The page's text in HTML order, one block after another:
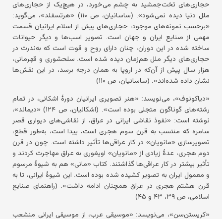
حجاری‌های تخت‌جمشید به چشم می‌خورد، در هیچ‌یک از حجاری‌های
ملل دنیا دیده نمی‌شود». (ساسانیان، ص ۱۱۰) «هرتسفلد»، می‌گوید:
«برحسب نمونه‌های موجود، حجاری‌های پیش از اسلام ایرانیان قسمت
مهمی از صنایع ایران و جهان است. تصویر اسب‌ها و دیگر حیوانات
ساخته شده در این دوران، چنان دارای روح و قوت است که به‌ندرت در
حجاری‌های دیگر ملل هم‌زمان دیده شده است. سلحشوری و قهرمانی،
هزار سال پیش از آن‌که در اروپا به همان درجه برسد، در این نقش‌ها
نشان داده شده‌اند». (ساسانیان، ص ۱۱۰)
«دیاکونوف»، می‌نویسد: «هنر تصویری ایرانیان دورهٔ اشکانی، در تمام
رشته‌های گوناگون متجلی بوده است». (اشکانیان، ص ۱۲۴) «دیماند»،
نوشته است: «نفوذ نقاشی ایرانی در عراق، از نقاشی‌های دیواری قصر
سامره که منتسب به قرن سوم هجری است، پیدا است، به‌طور قطع،
تصویرسازی «مانویان» در کار عراقی‌ها تأثیر داشته است. چون در قرن
دوم هجری، عدهٔ زیادی از «مانویان» اویغوری به عراق مهاجرت کردند و
تأثیر بیشتر در کار عراقی‌ها گذاشتند. کتاب «مانی» هم به شیوهٔ مرسوم
و معمول ایران به تصویر کشیده شده بوده است. این شیوهٔ ایرانی، تا به
قرن هشتم هجری در عراق همچنان ادامه داشت». (راهنمای صنایع
اسلامی، ص ۳۹، ۴۳ و ۴۵)
«کریستن‌سن»، می‌نویسد: «موسیقی عرب، از موسیقی ایرانی منشعب